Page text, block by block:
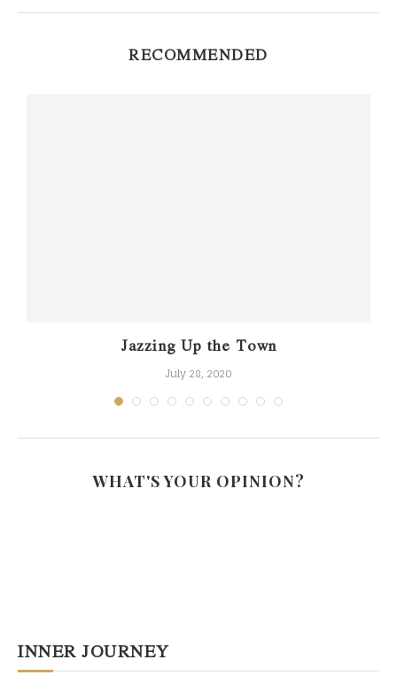
RECOMMENDED
Jazzing Up the Town
July 28, 2020
WHAT'S YOUR OPINION?
INNER JOURNEY